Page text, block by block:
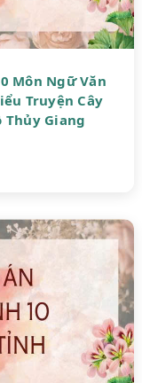
Môn Ngữ Văn
Truyện Cây
Thủy Giang